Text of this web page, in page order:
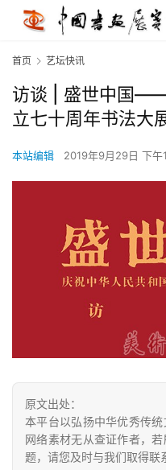
坛
讯
书
法
首页 艺坛快讯
访谈 | 盛世中国
立七十周年书法大
本站编辑 2019年9月29日 下午
原文出处：
本平台以弘扬中华优秀传统
网络素材无从查证作者，
题，请您及时与我们取得